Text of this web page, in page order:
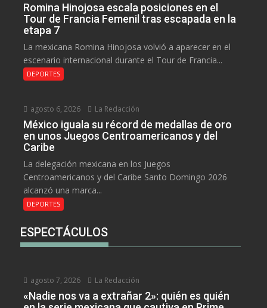
Romina Hinojosa escala posiciones en el
Tour de Francia Femenil tras escapada en la
etapa 7
La mexicana Romina Hinojosa volvió a aparecer en el
escenario internacional durante el Tour de Francia...
DEPORTES
agosto 6, 2026 La Redacción
México iguala su récord de medallas de oro
en unos Juegos Centroamericanos y del
Caribe
La delegación mexicana en los Juegos
Centroamericanos y del Caribe Santo Domingo 2026
alcanzó una marca...
DEPORTES
ESPECTÁCULOS
agosto 7, 2026 La Redacción
«Nadie nos va a extrañar 2»: quién es quién